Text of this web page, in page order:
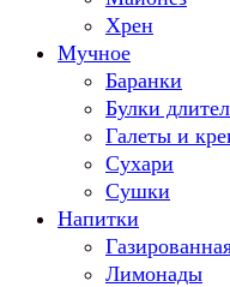
Хрен
Мучное
Баранки
Булки
Галеты и
Сухари
Сушки
Напитки
Лимонады